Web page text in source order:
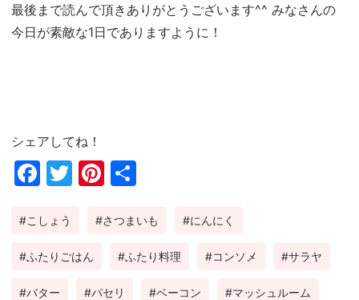
最後まで読んで頂きありがとうございます^^ みなさんの
今日が素敵な1日でありますように！
シェアしてね！
Fac
ok
Twi
Pin
est
こしょう さつまいも にんにく
ふたりごはん ふたり料理 コンソメ サラヤ
バター パセリ ベーコン マッシュルーム